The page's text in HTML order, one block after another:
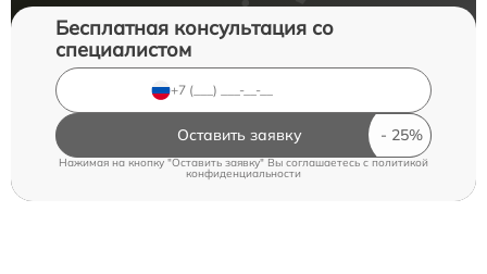
Бесплатная консультация со
специалистом
Оставить заявку
Нажимая на кнопку "Оставить заявку" Вы соглашаетесь cполитикой
конфиденциальности